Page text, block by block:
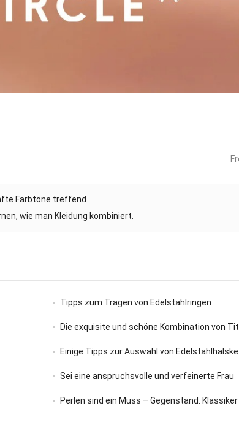
Farbtöne treffend
wie man Kleidung kombiniert.
Tipps zum Tragen von Edelstahlringen
Die exquisite und schöne Kombination von
Einige Tipps zur Auswahl von
Sei eine anspruchsvolle und verfeinerte Frau
Perlen sind ein Muss – Gegenstand. Klassiker